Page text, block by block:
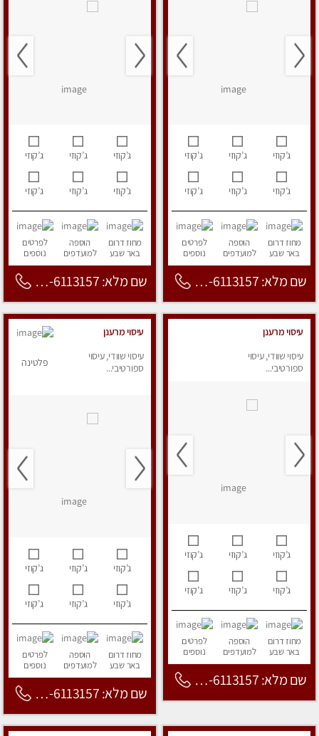
ג’קוזי ג’קוזי ג’קוזי
ג’קוזי ג’קוזי ג’קוזי
מחוז דרום
באר שבע
הוספה
למועדפים
לפרטים
נוספים
שם מלא: 053-6113157
ג’קוזי ג’קוזי ג’קוזי
ג’קוזי ג’קוזי ג’קוזי
מחוז דרום
באר שבע
הוספה
למועדפים
לפרטים
נוספים
שם מלא: 053-6113157
עיסוי מרענן
עיסוי שוודי, עיסוי
ספורטיבי...
ג’קוזי ג’קוזי ג’קוזי
ג’קוזי ג’קוזי ג’קוזי
מחוז דרום
באר שבע
הוספה
למועדפים
לפרטים
נוספים
שם מלא: 053-6113157
עיסוי מרענן
עיסוי שוודי, עיסוי
ספורטיבי...
פלטינה
ג’קוזי ג’קוזי ג’קוזי
ג’קוזי ג’קוזי ג’קוזי
מחוז דרום
באר שבע
הוספה
למועדפים
לפרטים
נוספים
שם מלא: 053-6113157